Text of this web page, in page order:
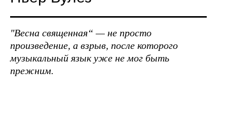
"Весна священная“ — не просто
произведение, а взрыв, после которого
музыкальный язык уже не мог быть
прежним.